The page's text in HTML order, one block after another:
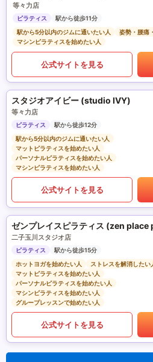
等々力店
ピラティス
駅から徒歩11分
駅から5分以内のジムに通いたい人
姿勢・腰痛
マシンピラティスを始めたい人
公式サイトを見る
スタジオアイビー (studio IVY)
等々力店
ピラティス
駅から徒歩12分
駅から5分以内のジムに通いたい人
マットピラティスを始めたい人
パーソナルピラティスを始めたい人
マシンピラティスを始めたい人
公式サイトを見る
ゼンプレイスピラティス (zen place
二子玉川スタジオ店
ピラティス
駅から徒歩15分
ホットヨガを始めたい人
ストレスを解消したい
マットピラティスを始めたい人
パーソナルピラティスを始めたい人
マシンピラティスを始めたい人
グループレッスンで始めたい人
公式サイトを見る